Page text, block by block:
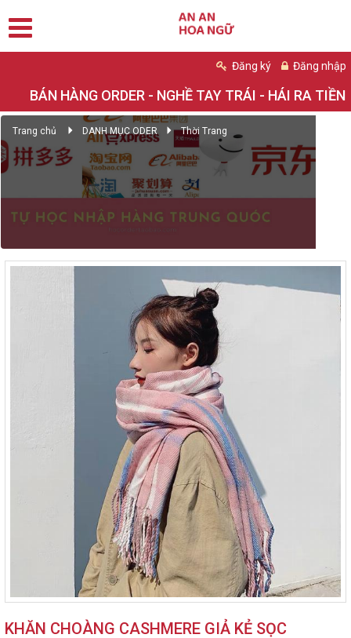
Đăng ký Đăng nhập
BÁN HÀNG ORDER - NGHỀ TAY TRÁI - HÁI RA TIỀN
Trang chủ DANH MỤC ODER Thời Trang
KHĂN CHOÀNG CASHMERE GIẢ KẺ SỌC